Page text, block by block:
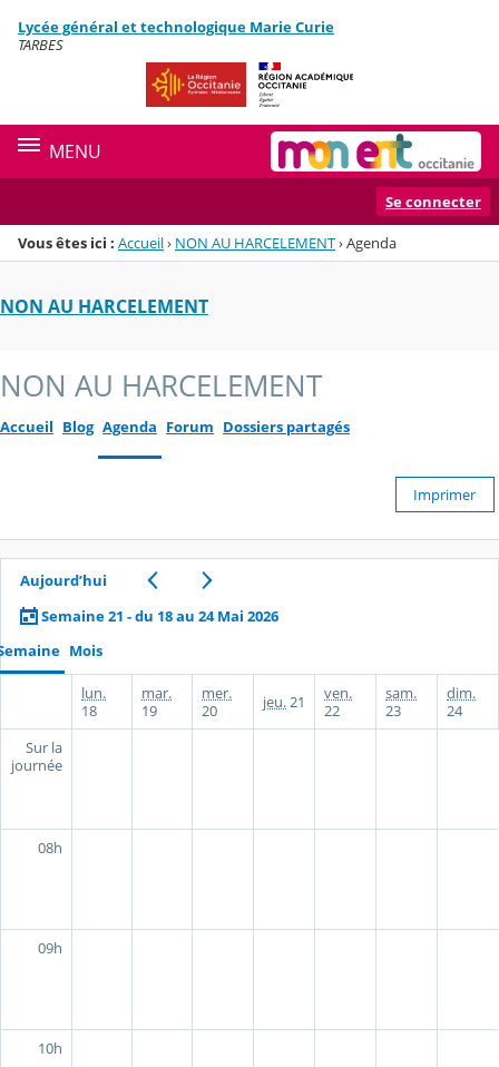
Menu de la rubrique
Contenu
Lycée général et technologique Marie Curie
TARBES
MENU
Se connecter
Vous êtes ici : Accueil› NON AU HARCELEMENT›Agenda
NON AU HARCELEMENT
NON AU HARCELEMENT
Accueil Blog Agenda Forum Dossiers partagés
Imprimer
Aujourd’hui
Semaine 21 - du 18 au 24 Mai 2026
Mois
lun.
18
mar.
19
mer.
20
jeu. 21
ven.
22
sam.
23
dim.
24
Sur la
journée
08h
09h
10h